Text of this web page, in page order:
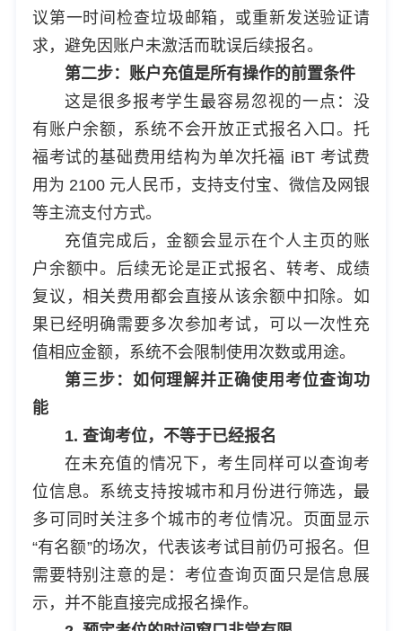
议第一时间检查垃圾邮箱，或重新发送验证请
求，避免因账户未激活而耽误后续报名。
第二步：账户充值是所有操作的前置条件
这是很多报考学生最容易忽视的一点：没
有账户余额，系统不会开放正式报名入口。托
福考试的基础费用结构为单次托福 iBT 考试费
用为 2100 元人民币，支持支付宝、微信及网银
等主流支付方式。
充值完成后，金额会显示在个人主页的账
户余额中。后续无论是正式报名、转考、成绩
复议，相关费用都会直接从该余额中扣除。如
果已经明确需要多次参加考试，可以一次性充
值相应金额，系统不会限制使用次数或用途。
第三步：如何理解并正确使用考位查询功
能
1. 查询考位，不等于已经报名
在未充值的情况下，考生同样可以查询考
位信息。系统支持按城市和月份进行筛选，最
多可同时关注多个城市的考位情况。页面显示
“有名额”的场次，代表该考试目前仍可报名。但
需要特别注意的是：考位查询页面只是信息展
示，并不能直接完成报名操作。